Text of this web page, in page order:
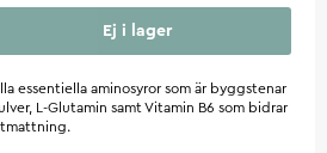
Ej i lager
essentiella aminosyror som är byggstenar
L-Glutamin samt Vitamin B6 som bidrar